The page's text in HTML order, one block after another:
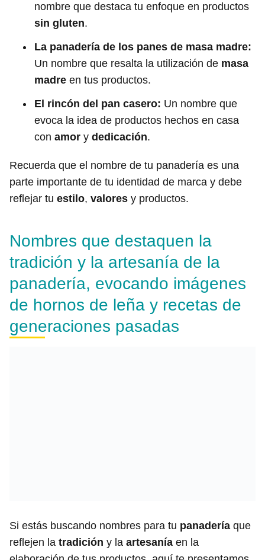
nombre que destaca tu enfoque en productos
sin gluten.
La panadería de los panes de masa madre:
Un nombre que resalta la utilización de masa
madre en tus productos.
El rincón del pan casero: Un nombre que
evoca la idea de productos hechos en casa
con amor y dedicación.
Recuerda que el nombre de tu panadería es una
parte importante de tu identidad de marca y debe
reflejar tu estilo, valores y productos.
Nombres que destaquen la
tradición y la artesanía de la
panadería, evocando imágenes
de hornos de leña y recetas de
generaciones pasadas
Si estás buscando nombres para tu panadería que
reflejen la tradición y la artesanía en la